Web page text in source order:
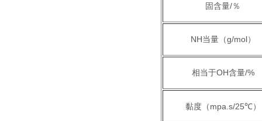
固含量/％
NH当量（g/mol）
相当于OH含量/%
黏度（mpa.s/25℃）